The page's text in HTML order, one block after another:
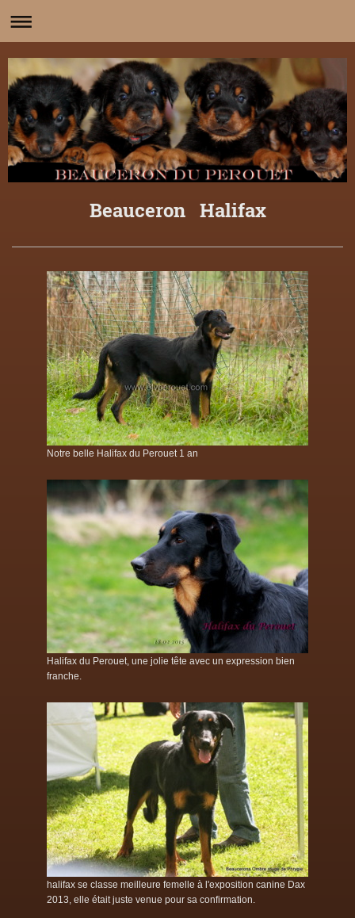
Beauceron Halifax
Notre belle Halifax du Perouet 1 an
Halifax du Perouet, une jolie tête avec un expression bien
franche.
halifax se classe meilleure femelle à l'exposition canine Dax
2013, elle était juste venue pour sa confirmation.